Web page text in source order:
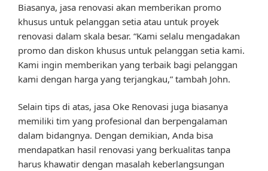
Biasanya, jasa renovasi akan memberikan promo
khusus untuk pelanggan setia atau untuk proyek
renovasi dalam skala besar. “Kami selalu mengadakan
promo dan diskon khusus untuk pelanggan setia kami.
Kami ingin memberikan yang terbaik bagi pelanggan
kami dengan harga yang terjangkau,” tambah John.
Selain tips di atas, jasa Oke Renovasi juga biasanya
memiliki tim yang profesional dan berpengalaman
dalam bidangnya. Dengan demikian, Anda bisa
mendapatkan hasil renovasi yang berkualitas tanpa
harus khawatir dengan masalah keberlangsungan